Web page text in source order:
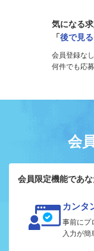
気になる
「後で見る
会員登録なし
何件でも応
会
会員限定機能であ
カンタ
事前にプ
入力が簡